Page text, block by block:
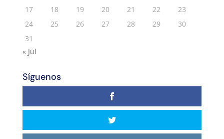
17
18 19 20 21 22
23
24
25 26 27 28 29
30
31
« Jul
Síguenos